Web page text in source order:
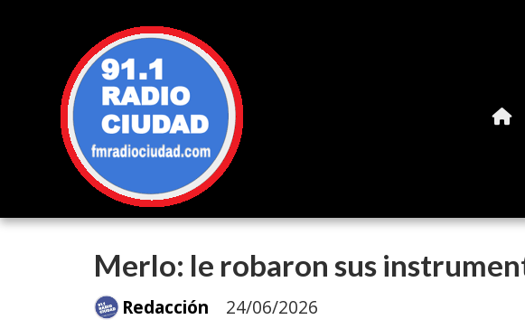
Merlo: le robaron sus
24/06/2026
Redacción